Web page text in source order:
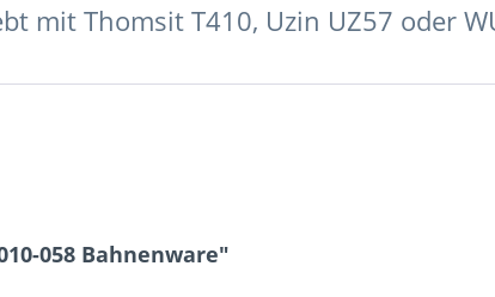
mit Thomsit T410, Uzin UZ57 oder
058 Bahnenware"